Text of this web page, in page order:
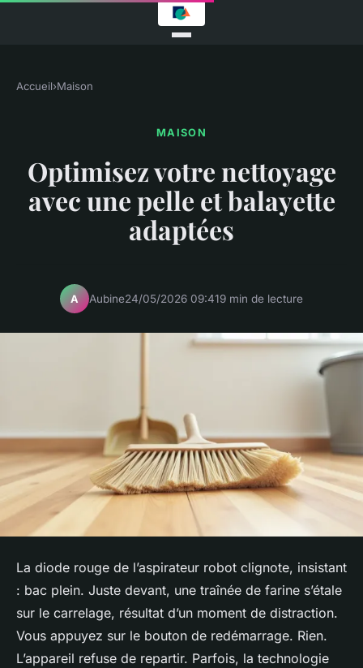
Accueil›Maison
MAISON
Optimisez votre nettoyage
avec une pelle et balayette
adaptées
A Aubine24/05/2026 09:419 min de lecture
La diode rouge de l’aspirateur robot clignote, insistant
: bac plein. Juste devant, une traînée de farine s’étale
sur le carrelage, résultat d’un moment de distraction.
Vous appuyez sur le bouton de redémarrage. Rien.
L’appareil refuse de repartir. Parfois, la technologie